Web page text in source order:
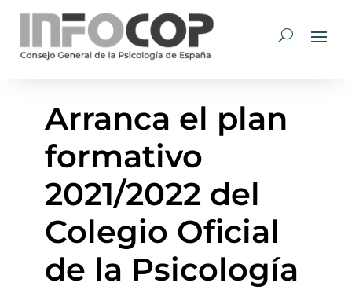
Arranca el plan
formativo
2021/2022 del
Colegio Oficial
de la Psicología